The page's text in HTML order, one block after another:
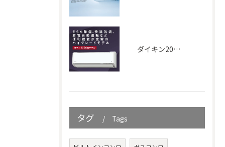
ダイキン2026年｜AXシリーズ
タグ Tags